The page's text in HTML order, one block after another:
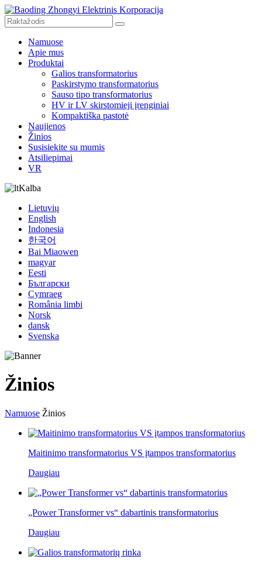
Namuose
Apie mus
Produktai
Galios transformatorius
Paskirstymo transformatorius
Sauso tipo transformatorius
HV ir LV skirstomieji įrenginiai
Kompaktiška pastotė
Naujienos
Žinios
Susisiekite su mumis
Atsiliepimai
VR
Kalba
Lietuvių
English
Indonesia
한국어
Bai Miaowen
magyar
Eesti
Български
Cymraeg
România limbi
Norsk
dansk
Svenska
Žinios
Namuose Žinios
Maitinimo transformatorius VS įtampos transformatorius
Daugiau
„Power Transformer vs“ dabartinis transformatorius
Daugiau